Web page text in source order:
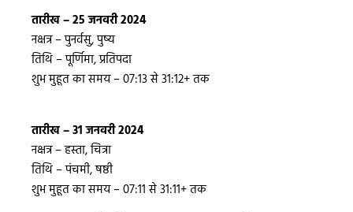
तारीख – 25 जनवरी 2024
नक्षत्र – पुनर्वसु, पुष्य
तिथि – पूर्णिमा, प्रतिपदा
शुभ मुहूत का समय – 07:13 से 31:12+ तक
तारीख – 31 जनवरी 2024
नक्षत्र – हस्ता, चित्रा
तिथि – पंचमी, षष्ठी
शुभ मुहूत का समय – 07:11 से 31:11+ तक